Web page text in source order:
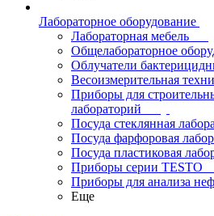
Лабораторное оборудование
Лабораторная мебель
Общелабораторное
Облучатели
Весоизмерительная
Приборы для
лабораторий
Посуда стеклянная
Посуда фарфоровая
Посуда пластиковая
Приборы серии TESTO
Приборы для анализа
Еще